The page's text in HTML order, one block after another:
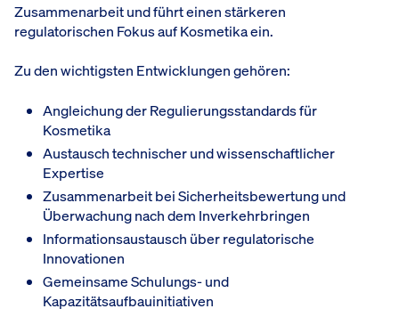
Zusammenarbeit und führt einen stärkeren
regulatorischen Fokus auf Kosmetika ein.
Zu den wichtigsten Entwicklungen gehören:
Angleichung der Regulierungsstandards für
Kosmetika
Austausch technischer und wissenschaftlicher
Expertise
Zusammenarbeit bei Sicherheitsbewertung und
Überwachung nach dem Inverkehrbringen
Informationsaustausch über regulatorische
Innovationen
Gemeinsame Schulungs- und
Kapazitätsaufbauinitiativen